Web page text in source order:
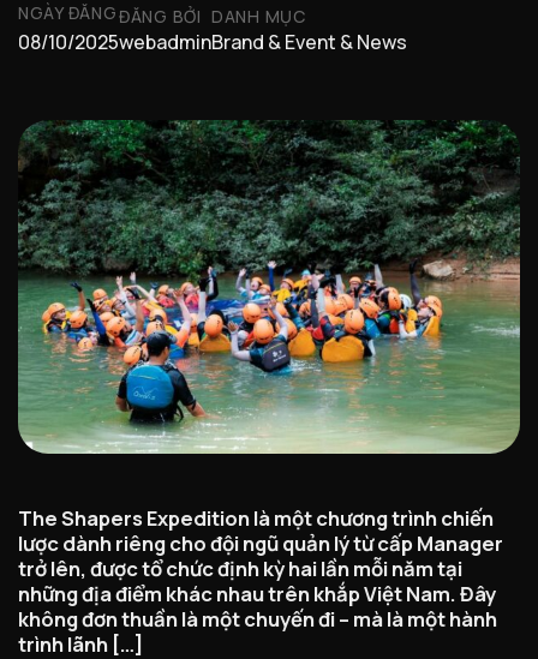
NGÀY ĐĂNG
08/10/2025
ĐĂNG BỞI
webadmin
DANH MỤC
Brand & Event & News
The Shapers Expedition là một chương trình chiến
lược dành riêng cho đội ngũ quản lý từ cấp Manager
trở lên, được tổ chức định kỳ hai lần mỗi năm tại
những địa điểm khác nhau trên khắp Việt Nam. Đây
không đơn thuần là một chuyến đi – mà là một hành
trình lãnh […]